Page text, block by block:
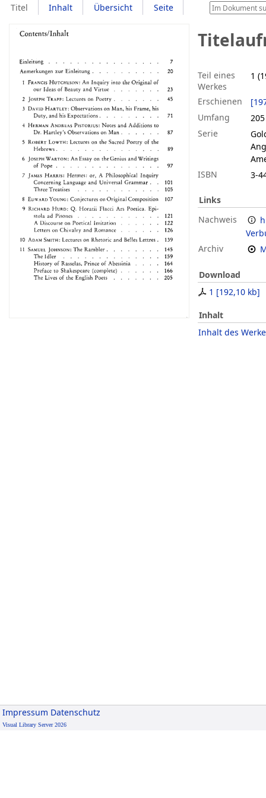
Titel Inhalt Übersicht Seite
Teil eines
Werkes
1
Erschienen
Umfang
Serie
ISBN
3-
Links
Nachweis
Archiv
Download
1 [192,10 kb]
Inhalt
Inhalt des
Impressum Datenschutz
Visual Library Server 2026